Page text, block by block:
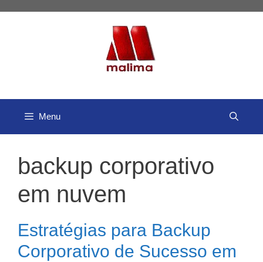
Menu
backup corporativo
em nuvem
Estratégias para Backup
Corporativo de Sucesso em